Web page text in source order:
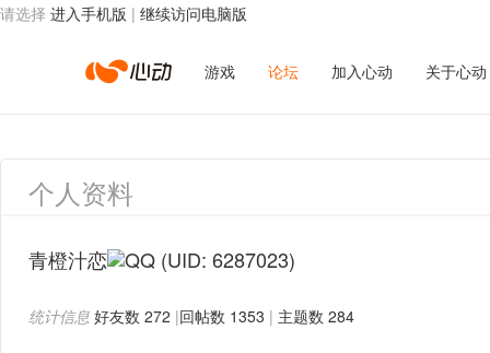
请选择 进入手机版 | 继续访问电脑版
心
动
络
游戏 论坛 加入心动 关于心动
个人资料
青橙汁恋 (UID: 6287023)
统计信息 好友数 272 |回帖数 1353 | 主题数 284